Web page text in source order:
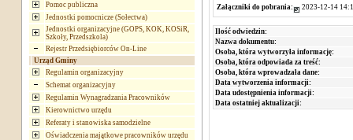
Pomoc publiczna
Jednostki pomocnicze (Sołectwa)
Jednostki organizacyjne (GOPS, KOK, KOSiR,
Szkoły, Przedszkola)
Rejestr Przedsiębiorców On-Line
Urząd Gminy
Regulamin organizacyjny
Schemat organizacyjny
Regulamin Wynagradzania Pracowników
Kierownictwo urzędu
Referaty i stanowiska samodzielne
Oświadczenia majątkowe pracowników urzędu
Załączniki do pobrania: 2023-12-14
Ilość odwiedzin:
Nazwa dokumentu:
Osoba, która wytworzyła informację:
Osoba, która odpowiada za treść:
Osoba, która wprowadzała dane:
Data wytworzenia informacji:
Data udostępnienia informacji:
Data ostatniej aktualizacji: